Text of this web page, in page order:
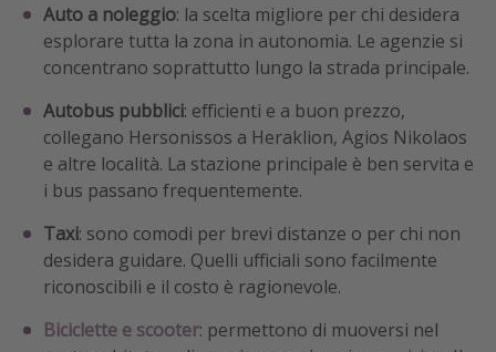
Auto a noleggio: la scelta migliore per chi desidera
esplorare tutta la zona in autonomia. Le agenzie si
concentrano soprattutto lungo la strada principale.
Autobus pubblici: efficienti e a buon prezzo,
collegano Hersonissos a Heraklion, Agios Nikolaos
e altre località. La stazione principale è ben servita e
i bus passano frequentemente.
Taxi: sono comodi per brevi distanze o per chi non
desidera guidare. Quelli ufficiali sono facilmente
riconoscibili e il costo è ragionevole.
Biciclette e scooter: permettono di muoversi nel